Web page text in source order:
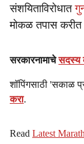
संशयिताविरोधात
मोकळ तपास
सरकारनामाचेसदस्य
शॉपिंगसाठी 'सकाळ
करा.
Read Latest